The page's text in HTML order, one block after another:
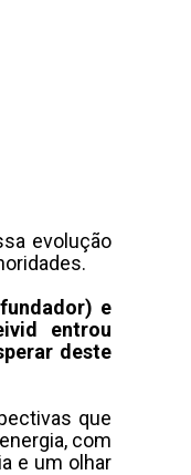
evolução
e
entrou
deste
que
com
e um olhar